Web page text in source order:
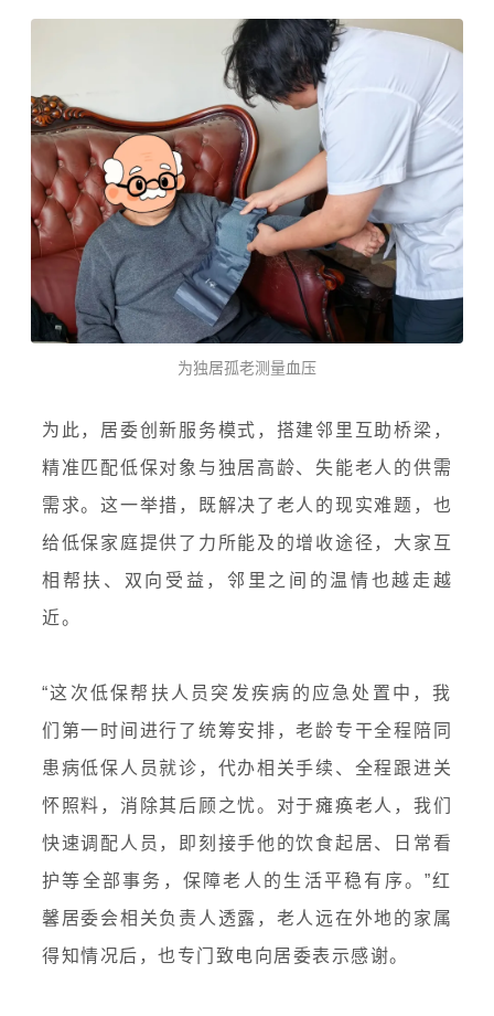
为独居孤老测量血压
为此，居委创新服务模式，搭建邻里互助桥梁，
精准匹配低保对象与独居高龄、失能老人的供需
需求。这一举措，既解决了老人的现实难题，也
给低保家庭提供了力所能及的增收途径，大家互
相帮扶、双向受益，邻里之间的温情也越走越
近。
“这次低保帮扶人员突发疾病的应急处置中，我
们第一时间进行了统筹安排，老龄专干全程陪同
患病低保人员就诊，代办相关手续、全程跟进关
怀照料，消除其后顾之忧。对于瘫痪老人，我们
快速调配人员，即刻接手他的饮食起居、日常看
护等全部事务，保障老人的生活平稳有序。”红
馨居委会相关负责人透露，老人远在外地的家属
得知情况后，也专门致电向居委表示感谢。